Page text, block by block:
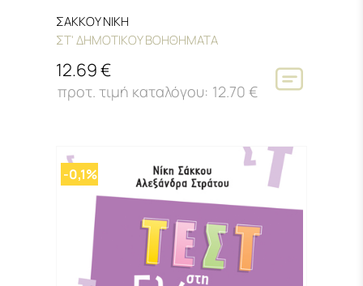
ΣΑΚΚΟΥ ΝΙΚΗ
ΣΤ' ΔΗΜΟΤΙΚΟΥ ΒΟΗΘΗΜΑΤΑ
12.69 €
12.70 €
-0,1%